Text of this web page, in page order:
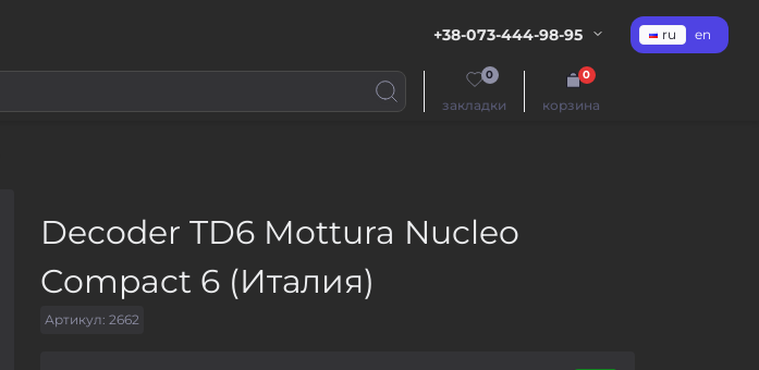
+38-073-444-98-95 ru en
закладки
0
корзина
0
Decoder TD6 Mottura Nucleo
Compact 6 (Италия)
Артикул: 2662